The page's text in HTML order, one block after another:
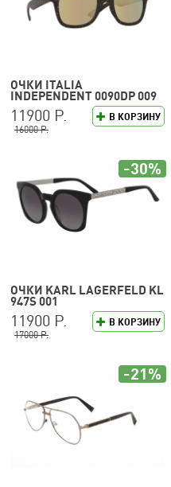
ОЧКИ ITALIA
INDEPENDENT 0090DP 009
120
В КОРЗИНУ
11900 Р.
16000 Р.
ОЧКИ KARL LAGERFELD KL
947S 001
В КОРЗИНУ
11900 Р.
17000 Р.
-30%
-21%